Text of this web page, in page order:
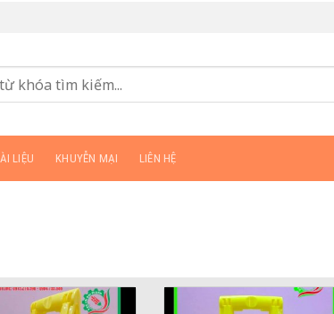
LIỆU KHUYỄN MẠI LIÊN HỆ